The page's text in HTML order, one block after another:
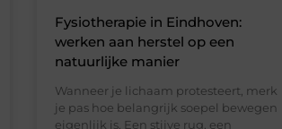
Fysiotherapie in Eindhoven:
werken aan herstel op een
natuurlijke manier
Wanneer je lichaam protesteert, merk
je pas hoe belangrijk soepel bewegen
eigenlijk is. Een stijve rug, een